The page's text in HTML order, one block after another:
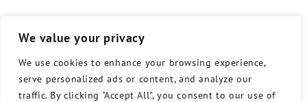
We value your privacy
We use cookies to enhance your browsing experience,
serve personalized ads or content, and analyze our
traffic. By clicking "Accept All", you consent to our use of